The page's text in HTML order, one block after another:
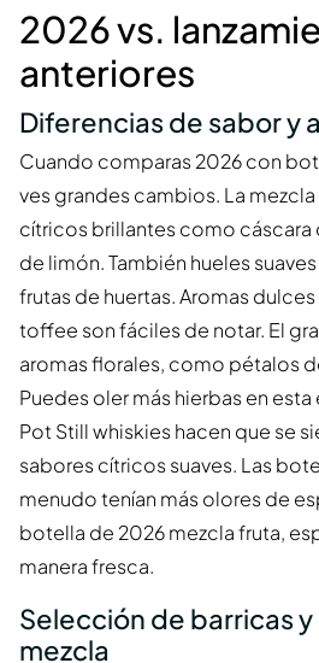
2026 vs.
anteriores
Diferencias de sabor y
Cuando comparas 2026 con
ves grandes cambios. La
cítricos brillantes como cáscara
de limón. También hueles
frutas de huertas. Aromas
toffee son fáciles de notar. El
aromas florales, como pétalos
Puedes oler más hierbas en
Pot Still whiskies hacen que se
sabores cítricos suaves. Las
menudo tenían más olores de
botella de 2026 mezcla fruta,
manera fresca.
Selección de barricas y
mezcla